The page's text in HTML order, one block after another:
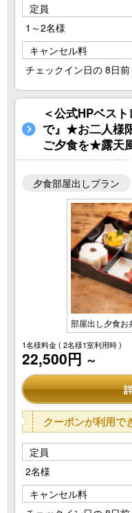
定員
1～2名様
キャンセル料
チェックイン日の 8日
＜公式HPベス
で』★お二人様
ご夕食を★露天
夕食部屋出しプラン
部屋出し夕食お
1名様料金( 2名様1室利用時 )
22,500円 ～
クーポンが利用で
定員
2名様
キャンセル料